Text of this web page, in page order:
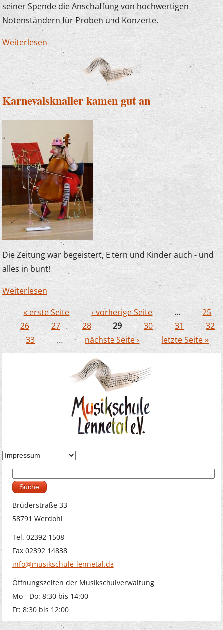
seiner Spende die Anschaffung von hochwertigen
Notenständern für Proben und Konzerte.
Weiterlesen über Die Musikschule freut sich über
Notenständer-Spende
Karnevalsknaller kamen gut an
Die Zeitung war begeistert, Eltern und Kinder auch - und
alles in bunt!
Weiterlesen über Karnevalsknaller kamen gut an
Seiten
« erste Seite ‹ vorherige Seite …
25
26
27 28 29 30 31
32
33
… nächste Seite › letzte Seite »
Suchformular
Brüderstraße 33
58791 Werdohl
Tel. 02392 1508
Fax 02392 14838
info@musikschule-lennetal.de
Öffnungszeiten der Musikschulverwaltung
Mo - Do: 8:30 bis 14:00
Fr: 8:30 bis 12:00